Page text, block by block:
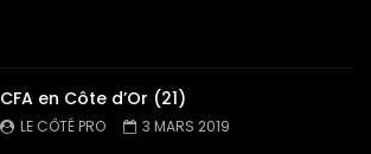
CFA en Côte d’Or (21)
LE CÔTÉ PRO 3 MARS 2019